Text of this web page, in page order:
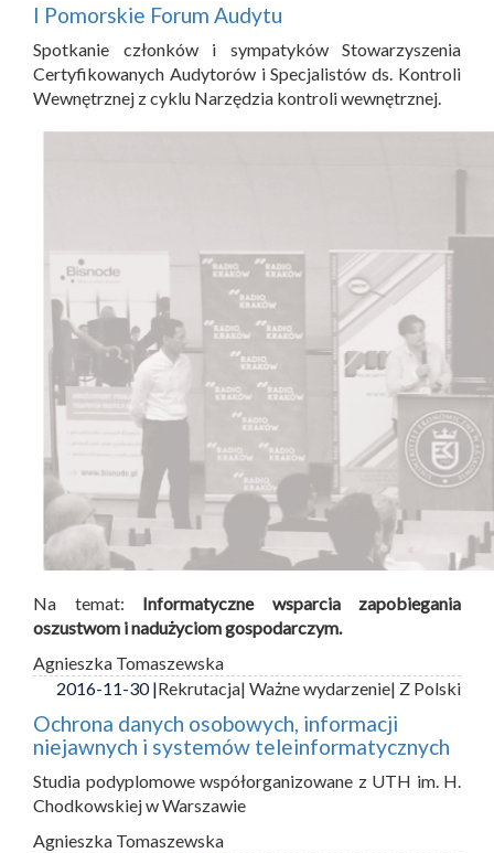
I Pomorskie Forum Audytu
Spotkanie członków i sympatyków Stowarzyszenia
Certyfikowanych Audytorów i Specjalistów ds. Kontroli
Wewnętrznej z cyklu Narzędzia kontroli wewnętrznej.
Na temat: Informatyczne wsparcia zapobiegania
oszustwom i nadużyciom gospodarczym.
Agnieszka Tomaszewska
2016-11-30 |Rekrutacja| Ważne wydarzenie| Z Polski
Ochrona danych osobowych, informacji
niejawnych i systemów teleinformatycznych
Studia podyplomowe współorganizowane z UTH im. H.
Chodkowskiej w Warszawie
Agnieszka Tomaszewska